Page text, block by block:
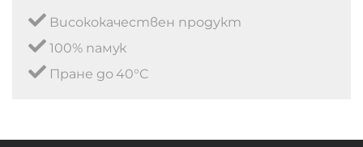
Висококачествен продукт
100% памук
Пране до 40°C